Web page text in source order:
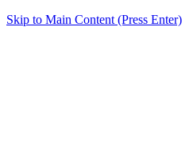
Skip to Main Content (Press Enter)